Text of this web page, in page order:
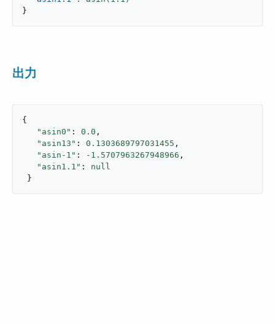
}
出力
{
"asin0" : 0.0 ,
"asin13" : 0.1303689797031455 ,
"asin-1" : -1.5707963267948966 ,
"asin1.1" : null
}